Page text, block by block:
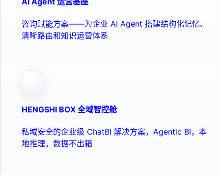
咨询赋能方案——为企业 AI Agent 搭建结构化记忆、
清晰路由和知识运营体系
HENGSHI BOX 全域智控舱
私域安全的企业级 ChatBI 解决方案，Agentic BI，本
地推理，数据不出箱